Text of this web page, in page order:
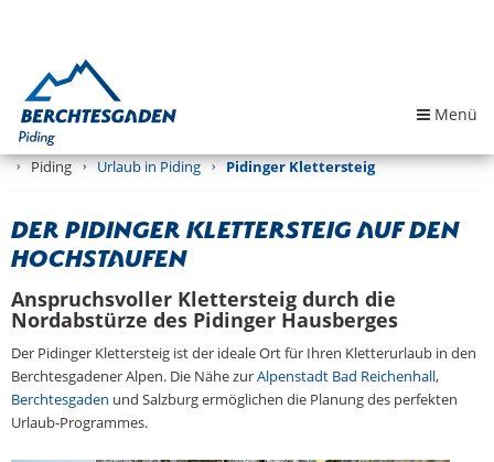
Menü
Piding Urlaub in Piding Pidinger Klettersteig
Der Pidinger Klettersteig auf den
Hochstaufen
Anspruchsvoller Klettersteig durch die
Nordabstürze des Pidinger Hausberges
Der Pidinger Klettersteig ist der ideale Ort für Ihren Kletterurlaub in den
Berchtesgadener Alpen. Die Nähe zurAlpenstadt Bad Reichenhall,
Berchtesgaden und Salzburg ermöglichen die Planung des perfekten
Urlaub-Programmes.